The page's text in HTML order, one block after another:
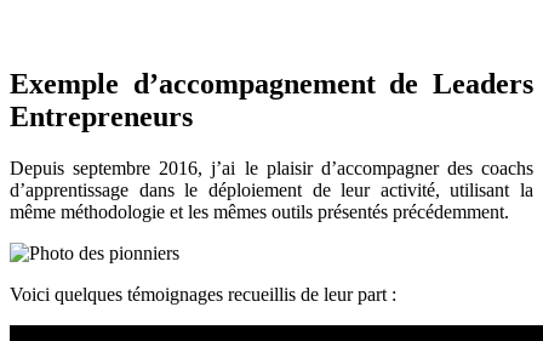
Exemple d’accompagnement de Leaders
Entrepreneurs
Depuis septembre 2016, j’ai le plaisir d’accompagner des coachs
d’apprentissage dans le déploiement de leur activité, utilisant la
même méthodologie et les mêmes outils présentés précédemment.
Voici quelques témoignages recueillis de leur part :